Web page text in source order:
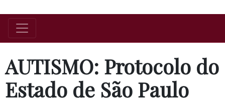
AUTISMO: Protocolo do
Estado de São Paulo